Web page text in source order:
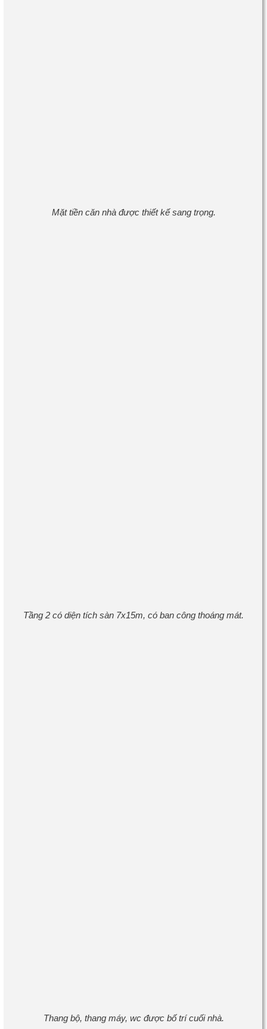
Mặt tiền căn nhà được thiết kế sang trọng.
Tầng 2 có diện tích sàn 7x15m, có ban công thoáng mát.
Thang bộ, thang máy, wc được bố trí cuối nhà.